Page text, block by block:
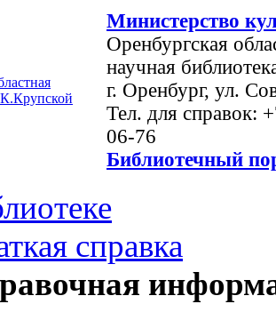
Министерство
Оренбургская
научная
г. Оренбург, ул.
Тел. для справок:
06-76
Библиотечный
справка